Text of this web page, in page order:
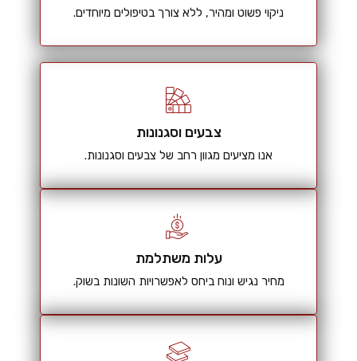
ניקוי פשוט ומהיר, ללא צורך בטיפולים מיוחדים.
צבעים וסגנונות
אנו מציעים מגוון רחב של צבעים וסגנונות.
עלות משתלמת
מחיר נגיש ונוח ביחס לאפשרויות השונות בשוק.